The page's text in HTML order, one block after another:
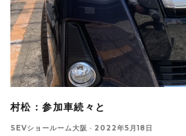
村松：参加車続々と
SEVショールーム大阪 · 2022年5月18日